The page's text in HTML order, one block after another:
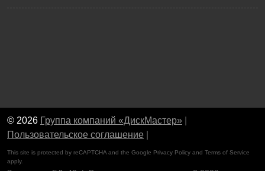
© 2026 Группа компаний «ДискМастер»
Пользовательское соглашение
This site is protected by reCAPTCHA and the Google Privacy Policy and Terms of Service
apply.